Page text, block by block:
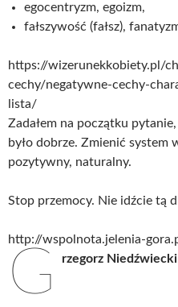
egocentryzm, egoizm,
fałszywość (fałsz),
https://wizerunekkobiety.pl/
cechy/negatywne-cechy-
lista/
Zadałem na początku
było dobrze. Zmienić system
pozytywny, naturalny.
Stop przemocy. Nie idźcie tą
http://wspolnota.jelenia-
G rzegorz